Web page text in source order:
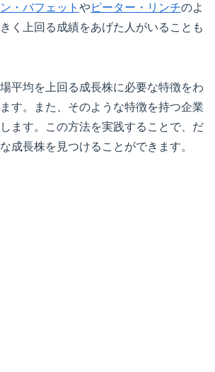
・バフェット やピーター・リンチのよ
く上回る成績をあげた人がいることも
平均を上回る成長株に必要な特徴をわ
す。また、そのような特徴を持つ企業
ます。この方法を実践することで、だ
成長株を見つけることができます。